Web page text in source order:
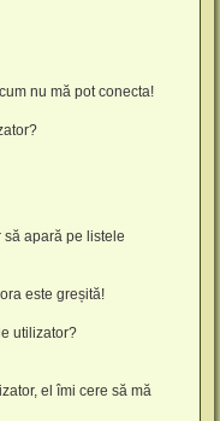
nu mă pot conecta!
apară pe listele
este greșită!
utilizator?
el îmi cere să mă